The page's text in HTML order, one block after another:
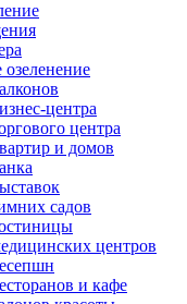
центра
центра
и домов
садов
центров
и кафе